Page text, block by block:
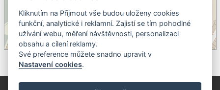
©OpenStreetMapcontributors.
© Píseckem / Kalendárium (Změna programu vyhrazena!) (Cookies)
Kliknutím na Přijmout vše budou uloženy cookies
funkční, analytické i reklamní. Zajistí se tím pohodlné
užívání webu, měření návštěvnosti, personalizaci
obsahu a cílení reklamy.
Své preference můžete snadno upravit v
Nastavení cookies.